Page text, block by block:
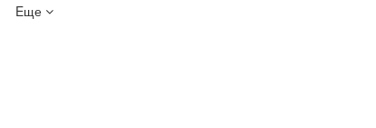
Eще